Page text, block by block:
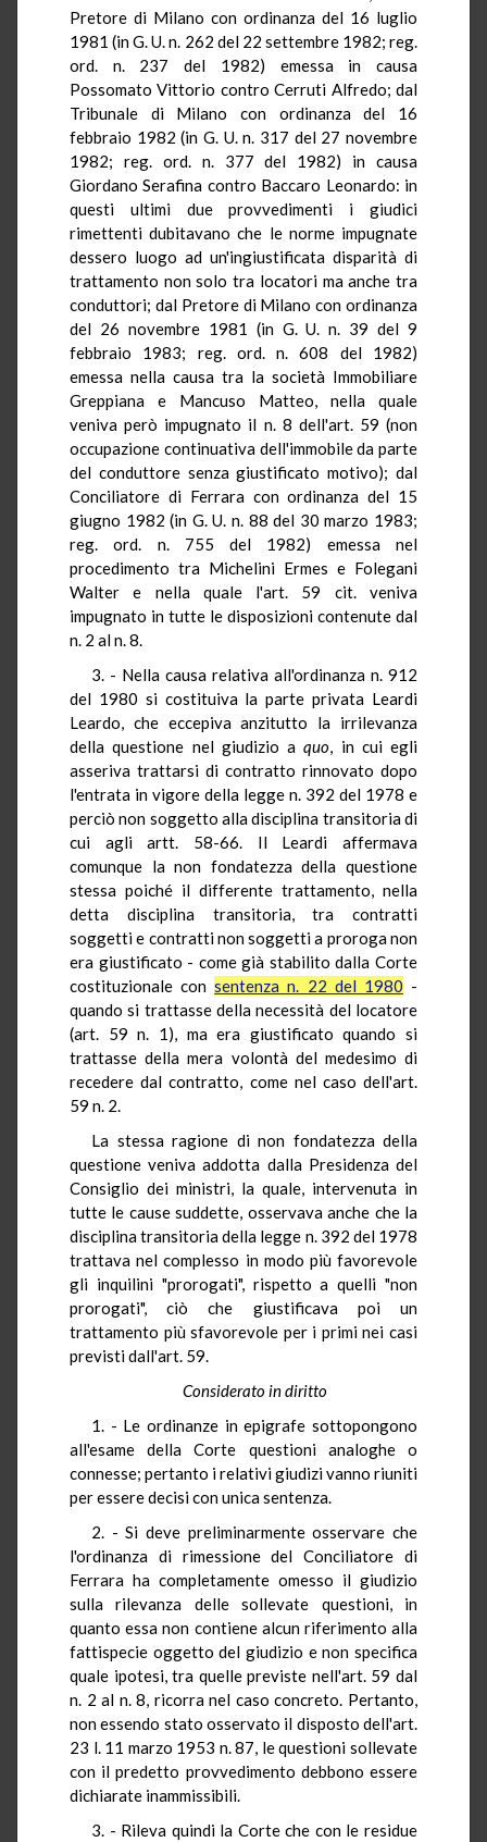
Pretore di Milano con ordinanza del 16 luglio
1981 (in G. U. n. 262 del 22 settembre 1982; reg.
ord. n. 237 del 1982) emessa in causa
Possomato Vittorio contro Cerruti Alfredo; dal
Tribunale di Milano con ordinanza del 16
febbraio 1982 (in G. U. n. 317 del 27 novembre
1982; reg. ord. n. 377 del 1982) in causa
Giordano Serafina contro Baccaro Leonardo: in
questi ultimi due provvedimenti i giudici
rimettenti dubitavano che le norme impugnate
dessero luogo ad un'ingiustificata disparità di
trattamento non solo tra locatori ma anche tra
conduttori; dal Pretore di Milano con ordinanza
del 26 novembre 1981 (in G. U. n. 39 del 9
febbraio 1983; reg. ord. n. 608 del 1982)
emessa nella causa tra la società Immobiliare
Greppiana e Mancuso Matteo, nella quale
veniva però impugnato il n. 8 dell'art. 59 (non
occupazione continuativa dell'immobile da parte
del conduttore senza giustificato motivo); dal
Conciliatore di Ferrara con ordinanza del 15
giugno 1982 (in G. U. n. 88 del 30 marzo 1983;
reg. ord. n. 755 del 1982) emessa nel
procedimento tra Michelini Ermes e Folegani
Walter e nella quale l'art. 59 cit. veniva
impugnato in tutte le disposizioni contenute dal
n. 2 al n. 8.
3. - Nella causa relativa all'ordinanza n. 912
del 1980 si costituiva la parte privata Leardi
Leardo, che eccepiva anzitutto la irrilevanza
della questione nel giudizio aquo, in cui egli
asseriva trattarsi di contratto rinnovato dopo
l'entrata in vigore della legge n. 392 del 1978 e
perciò non soggetto alla disciplina transitoria di
cui agli artt. 58-66. Il Leardi affermava
comunque la non fondatezza della questione
stessa poiché il differente trattamento, nella
detta disciplina transitoria, tra contratti
soggetti e contratti non soggetti a proroga non
era giustificato - come già stabilito dalla Corte
costituzionale consentenza n. 22 del 1980 -
quando si trattasse della necessità del locatore
(art. 59 n. 1), ma era giustificato quando si
trattasse della mera volontà del medesimo di
recedere dal contratto, come nel caso dell'art.
59 n. 2.
La stessa ragione di non fondatezza della
questione veniva addotta dalla Presidenza del
Consiglio dei ministri, la quale, intervenuta in
tutte le cause suddette, osservava anche che la
disciplina transitoria della legge n. 392 del 1978
trattava nel complesso in modo più favorevole
gli inquilini "prorogati", rispetto a quelli "non
prorogati", ciò che giustificava poi un
trattamento più sfavorevole per i primi nei casi
previsti dall'art. 59.
Considerato in diritto
1. - Le ordinanze in epigrafe sottopongono
all'esame della Corte questioni analoghe o
connesse; pertanto i relativi giudizi vanno riuniti
per essere decisi con unica sentenza.
2. - Si deve preliminarmente osservare che
l'ordinanza di rimessione del Conciliatore di
Ferrara ha completamente omesso il giudizio
sulla rilevanza delle sollevate questioni, in
quanto essa non contiene alcun riferimento alla
fattispecie oggetto del giudizio e non specifica
quale ipotesi, tra quelle previste nell'art. 59 dal
n. 2 al n. 8, ricorra nel caso concreto. Pertanto,
non essendo stato osservato il disposto dell'art.
23 l. 11 marzo 1953 n. 87, le questioni sollevate
con il predetto provvedimento debbono essere
dichiarate inammissibili.
3. - Rileva quindi la Corte che con le residue